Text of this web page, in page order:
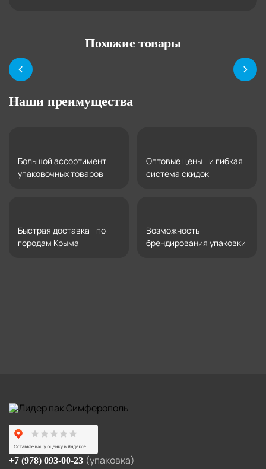
Похожие товары
Наши преимущества
Большой ассортимент
упаковочных товаров
Оптовые цены и гибкая
система скидок
Быстрая доставка по
городам Крыма
Возможность
брендирования упаковки
+7 (978) 093-00-23 (упаковка)